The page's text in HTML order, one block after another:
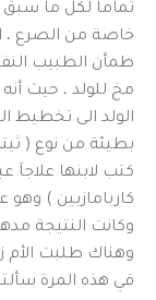
تماماّ لكل ما سبق
خاصة من الصرع ،
طمأن الطبيب
مخ للولد ، حيث
الولد الى تخطيط
بطيئة من نوع (
كتب لابنها علاجاَ
كاربامازبين )
وكانت النتيجة
وهناك طلبت الأم
في هذه المرة